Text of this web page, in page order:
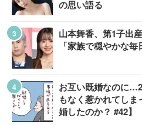
の思い語る
山本舞香、第1子出
「家族で穏やかな
お互い既婚なのに
もなく惹かれてし
婚したのか？ #42】